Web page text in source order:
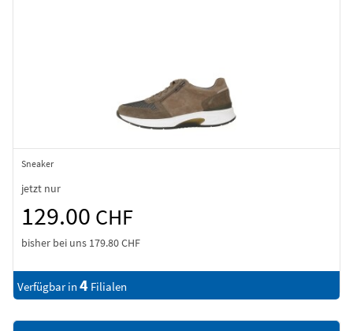
Sneaker
jetzt nur
129.00 CHF
bisher bei uns 179.80 CHF
Verfügbar in 4 Filialen